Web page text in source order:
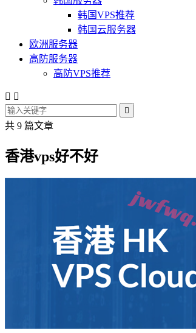
韩国VPS推荐
韩国云服务器
欧洲服务器
高防服务器
高防VPS推荐
 

共 9 篇文章
香港vps好不好